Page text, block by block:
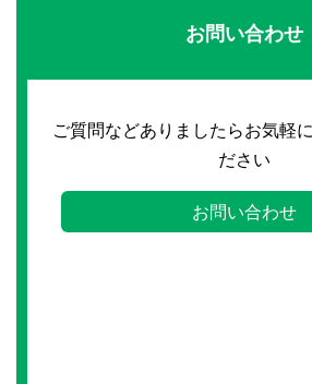
お問い合わせ
ご質問などありましたらお気軽
ださい
お問い合わせ